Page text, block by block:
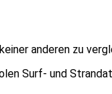
anderen zu
Surf- und